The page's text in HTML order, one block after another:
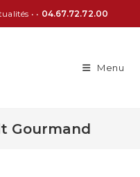
• • 04.67.72.72.00
Menu
Gourmand